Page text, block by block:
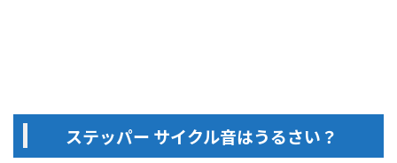
ステッパー サイクル音はうるさい？